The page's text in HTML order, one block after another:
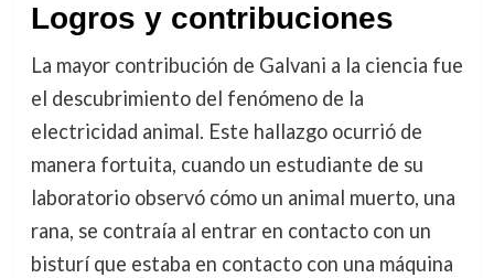
Logros y contribuciones
La mayor contribución de Galvani a la ciencia fue
el descubrimiento del fenómeno de la
electricidad animal. Este hallazgo ocurrió de
manera fortuita, cuando un estudiante de su
laboratorio observó cómo un animal muerto, una
rana, se contraía al entrar en contacto con un
bisturí que estaba en contacto con una máquina